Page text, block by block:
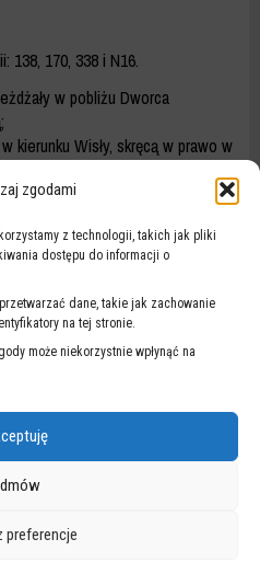
zgodami
z technologii, takich jak pliki
dostępu do informacji o
dane, takie jak zachowanie
na tej stronie.
może niekorzystnie wpłynąć na
preferencje
138, 170, 338 i N16.
w pobliżu Dworca
kierunku Wisły, skręcą w prawo w
będą zawracały na wysokości
można sprawdzić na